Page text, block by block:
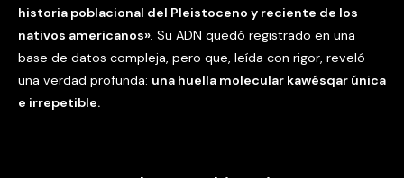
historia poblacional del Pleistoceno y reciente de los
nativos americanos». Su ADN quedó registrado en una
base de datos compleja, pero que, leída con rigor, reveló
una verdad profunda: una huella molecular kawésqar única
e irrepetible.